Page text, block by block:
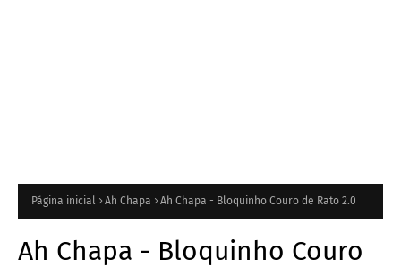
Página inicial Ah Chapa Ah Chapa - Bloquinho Couro de Rato 2.0
Ah Chapa - Bloquinho Couro